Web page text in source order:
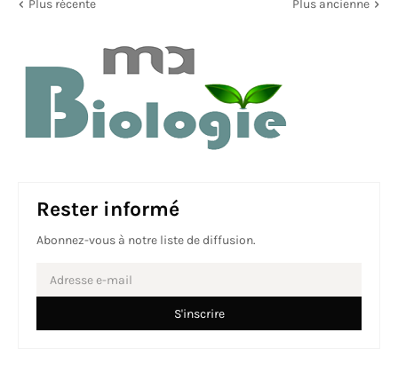
Plus récente Plus ancienne
Rester informé
Abonnez-vous à notre liste de diffusion.